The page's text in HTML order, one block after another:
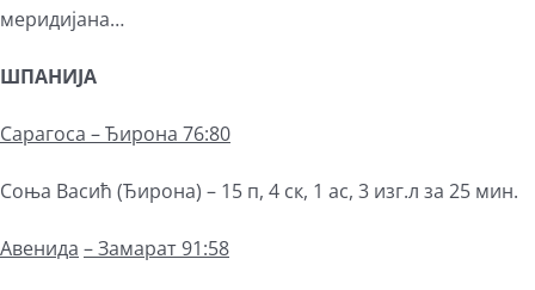
меридијана…
ШПАНИЈА
Сарагоса – Ђирона 76:80
Соња Васић (Ђирона) – 15 п, 4 ск, 1 ас, 3 изг.л за 25 мин.
Авенида – Замарат 91:58